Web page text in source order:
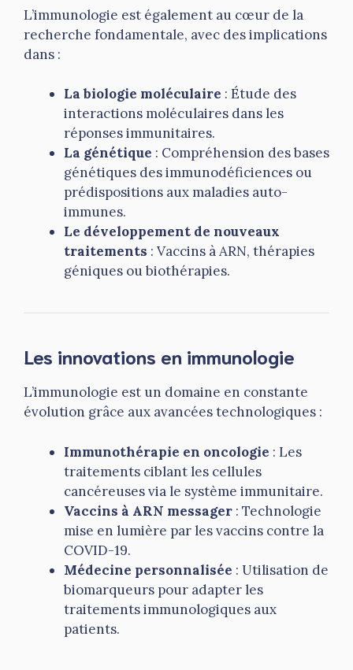
L’immunologie est également au cœur de la
recherche fondamentale, avec des implications
dans :
La biologie moléculaire : Étude des
interactions moléculaires dans les
réponses immunitaires.
La génétique : Compréhension des bases
génétiques des immunodéficiences ou
prédispositions aux maladies auto-
immunes.
Le développement de nouveaux
traitements : Vaccins à ARN, thérapies
géniques ou biothérapies.
Les innovations en immunologie
L’immunologie est un domaine en constante
évolution grâce aux avancées technologiques :
Immunothérapie en oncologie : Les
traitements ciblant les cellules
cancéreuses via le système immunitaire.
Vaccins à ARN messager : Technologie
mise en lumière par les vaccins contre la
COVID-19.
Médecine personnalisée : Utilisation de
biomarqueurs pour adapter les
traitements immunologiques aux
patients.